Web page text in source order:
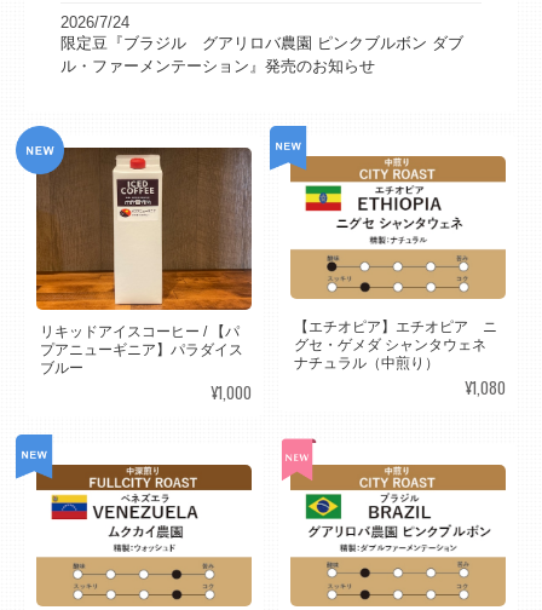
2026/7/24
限定豆『ブラジル グアリロバ農園 ピンクブルボン ダブ
ル・ファーメンテーション』発売のお知らせ
リキッドアイスコーヒー / 【パ
プアニューギニア】パラダイス
ブルー
¥1,000
【エチオピア】エチオピア ニ
グセ・ゲメダ シャンタウェネ
ナチュラル（中煎り）
¥1,080